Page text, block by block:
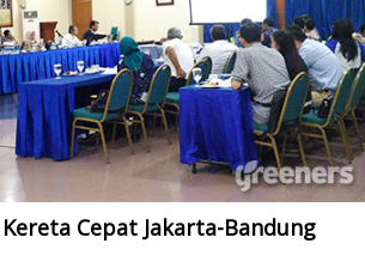
Cepat Jakarta-Bandung